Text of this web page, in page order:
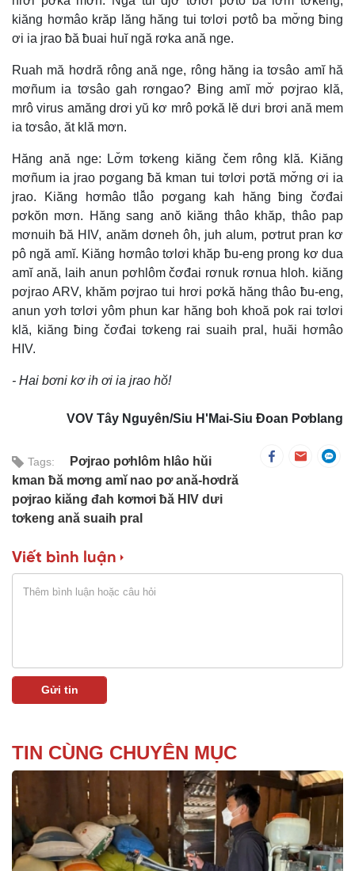
kiăng hơmâo krăp lăng hăng tui tơlơi pơtô ba mơ̆ng ƀing
ơi ia jrao ƀă ƀuai huĭ ngă rơka ană nge.
Ruah mă hơdră rông ană nge, rông hăng ia tơsâo amĭ hă
mơñum ia tơsâo gah rơngao? Ƀing amĭ mơ̆ pơjrao klă,
mrô virus amăng drơi yŭ kơ mrô pơkă lĕ dưi brơi ană mem
ia tơsâo, ăt klă mơn.
Hăng ană nge: Lơ̆m tơkeng kiăng čem rông klă. Kiăng
mơñum ia jrao pơgang ƀă kman tui tơlơi pơtă mơ̆ng ơi ia
jrao. Kiăng hơmâo tlâ̆o pơgang kah hăng ƀing čơđai
pơkŏn mơn. Hăng sang anŏ kiăng thâo khăp, thâo pap
mơnuih ƀă HIV, anăm dơneh ôh, juh alum, pơtrut pran kơ
pô ngă amĭ. Kiăng hơmâo tơlơi khăp ƀu-eng prong kơ dua
amĭ ană, laih anun pơhlôm čơđai rơnuk rơnua hloh. kiăng
pơjrao ARV, khăm pơjrao tui hrơi pơkă hăng thâo ƀu-eng,
anun yơh tơlơi yôm phun kar hăng boh khoă pok rai tơlơi
klă, kiăng ƀing čơđai tơkeng rai suaih pral, huăi hơmâo
HIV.
- Hai bơni kơ ih ơi ia jrao hŏ!
VOV Tây Nguyên/Siu H'Mai-Siu Đoan Pơblang
Tags:
Pơjrao pơhlôm hlâo hŭi
kman ƀă mơng amĭ nao pơ ană-hơdră
pơjrao kiăng đah kơmơi ƀă HIV dưi
tơkeng ană suaih pral
Viết bình luận
TIN CÙNG CHUYÊN MỤC